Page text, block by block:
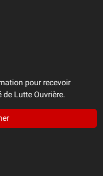
pour recevoir
Lutte Ouvrière.